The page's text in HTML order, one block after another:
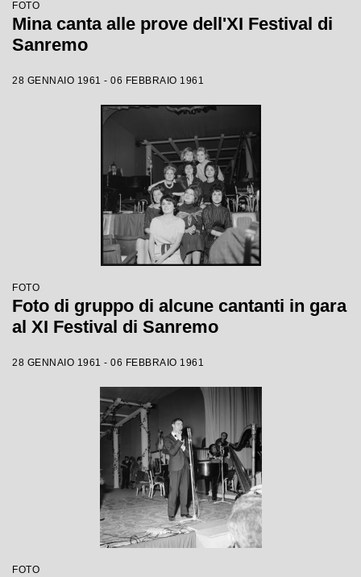
FOTO
Mina canta alle prove dell'XI Festival di
Sanremo
28 GENNAIO 1961 - 06 FEBBRAIO 1961
FOTO
Foto di gruppo di alcune cantanti in gara
al XI Festival di Sanremo
28 GENNAIO 1961 - 06 FEBBRAIO 1961
FOTO